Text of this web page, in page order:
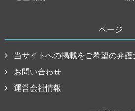
ページ
当サイトへの掲載をご希望の弁護
お問い合わせ
運営会社情報